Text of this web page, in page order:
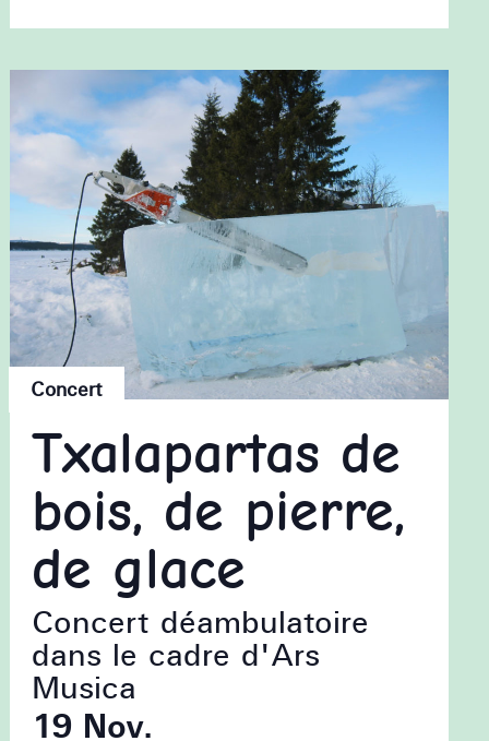
Concert
Txalapartas de
bois, de pierre,
de glace
Concert déambulatoire
dans le cadre d'Ars
Musica
19 Nov.